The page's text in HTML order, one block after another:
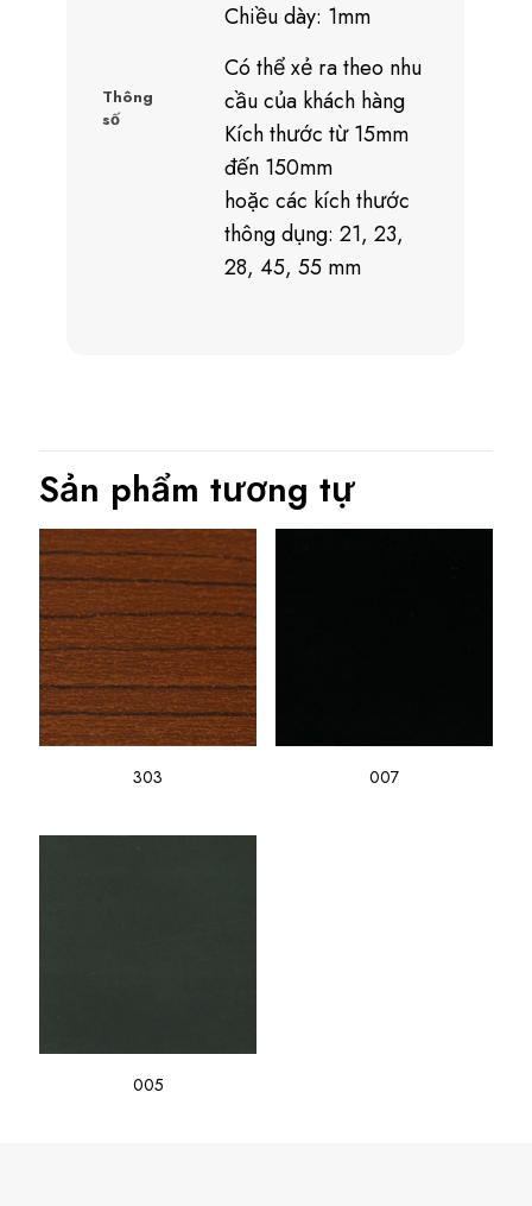
Thông
số
Chiều dày: 1mm
Có thể xẻ ra theo nhu
cầu của khách hàng
Kích thước từ 15mm
đến 150mm
hoặc các kích thước
thông dụng: 21, 23,
28, 45, 55 mm
Sản phẩm tương tự
303 007
005